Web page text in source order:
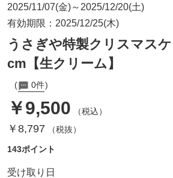
2025/11/07(金)～2025/12/20(土)
有効期限：2025/12/25(木)
うさぎや特製クリスマス
cm【生クリーム】
0件
￥9,500 （税込）
￥8,797 （税抜）
143ポイント
受け取り日